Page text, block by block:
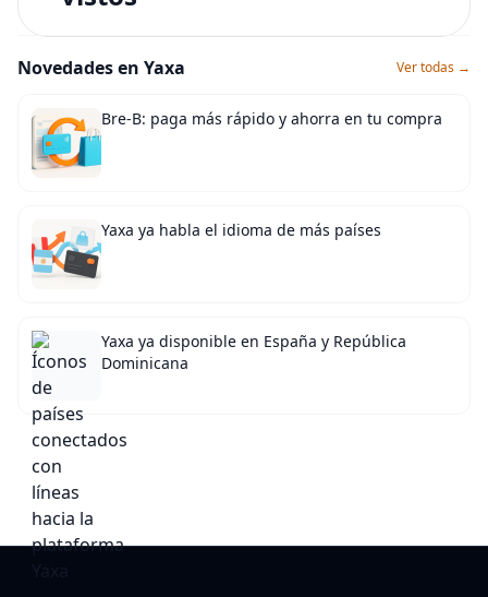
Novedades en Yaxa Ver todas →
Bre-B: paga más rápido y ahorra en tu compra
Yaxa ya habla el idioma de más países
Yaxa ya disponible en España y República
Dominicana